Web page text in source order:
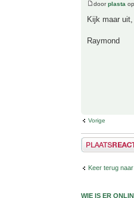
doorplasta
Kijk maar
Raymond
Vorige
Plaats een reactie
Keer terug
WIE IS ER